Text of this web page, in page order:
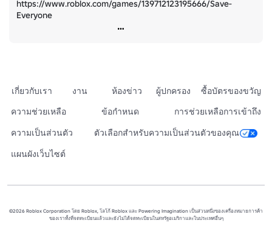
https://www.roblox.com/games/139712123195666/Save-
Everyone
เกี่ยวกับเรา งาน ห้องข่าว ผู้ปกครอง
ซื้อบัตรของขวัญ
ความช่วยเหลือ
ข้อกำหนด
การช่วยเหลือการเข้าถึง
ความเป็นส่วนตัว
ตัวเลือกสำหรับความเป็นส่วนตัวของคุณ
แผนผังเว็บไซต์
©2026 Roblox Corporation โดย Roblox, โลโก้ Roblox และ Powering Imagination เป็นส่วนหนึ่งของเครื่องหมายการค้า
ของเราทั้งที่จดทะเบียนแล้วและยังไม่ได้จดทะเบียนในสหรัฐอเมริกาและในประเทศอื่นๆ